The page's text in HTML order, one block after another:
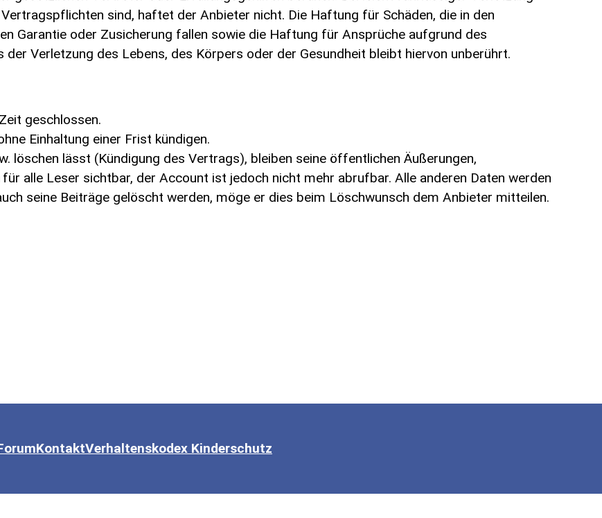
sind, haftet der Anbieter nicht. Die Haftung für Schäden, die in den
Garantie oder Zusicherung fallen sowie die Haftung für Ansprüche aufgrund des
Verletzung des Lebens, des Körpers oder der Gesundheit bleibt hiervon unberührt.
geschlossen.
Einhaltung einer Frist kündigen.
löschen lässt (Kündigung des Vertrags), bleiben seine öffentlichen Äußerungen,
alle Leser sichtbar, der Account ist jedoch nicht mehr abrufbar. Alle anderen Daten werden
seine Beiträge gelöscht werden, möge er dies beim Löschwunsch dem Anbieter mitteilen.
KontaktVerhaltenskodex Kinderschutz